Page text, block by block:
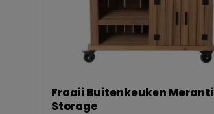
Fraaii Buitenkeuken Meranti
Storage